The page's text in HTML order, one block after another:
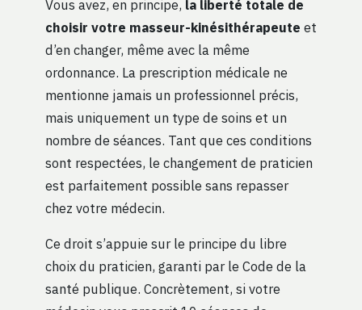
Vous avez, en principe, la liberté totale de
choisir votre masseur-kinésithérapeute et
d’en changer, même avec la même
ordonnance. La prescription médicale ne
mentionne jamais un professionnel précis,
mais uniquement un type de soins et un
nombre de séances. Tant que ces conditions
sont respectées, le changement de praticien
est parfaitement possible sans repasser
chez votre médecin.
Ce droit s’appuie sur le principe du libre
choix du praticien, garanti par le Code de la
santé publique. Concrètement, si votre